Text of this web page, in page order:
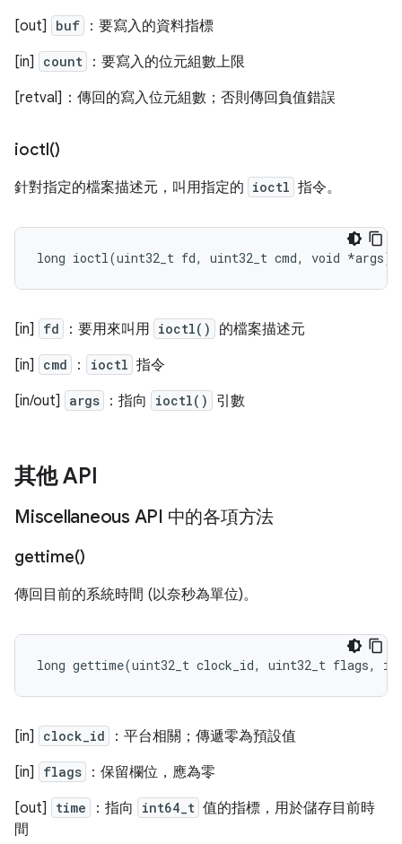
[out]
buf
：要寫入的資料指標
[in]
count
：要寫入的位元組數上限
[retval]：傳回的寫入位元組數；否則傳回負值錯誤
ioctl()
針對指定的檔案描述元，叫用指定的 ioctl 指令。
long ioctl(uint32_t fd, uint32_t cmd, void *args);
[in] fd ：要用來叫用 ioctl()
的檔案描述元
[in]
cmd ： ioctl 指令
[in/out]
args ：指向 ioctl() 引數
其他 API
Miscellaneous API 中的各項方法
gettime()
傳回目前的系統時間 (以奈秒為單位)。
long gettime(uint32_t clock_id, uint32_t flags,
[in] clock_id
：平台相關；傳遞零為預設值
[in]
flags
：保留欄位，應為零
[out]
time ：指向 int64_t 值的指標，用於儲存目前時
間